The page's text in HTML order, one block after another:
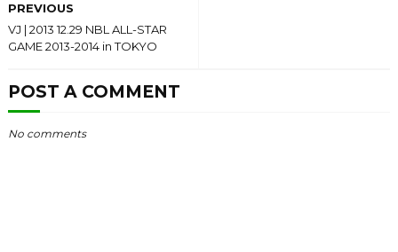
PREVIOUS
VJ | 2013 12.29 NBL ALL-STAR
GAME 2013-2014 in TOKYO
POST A COMMENT
No comments